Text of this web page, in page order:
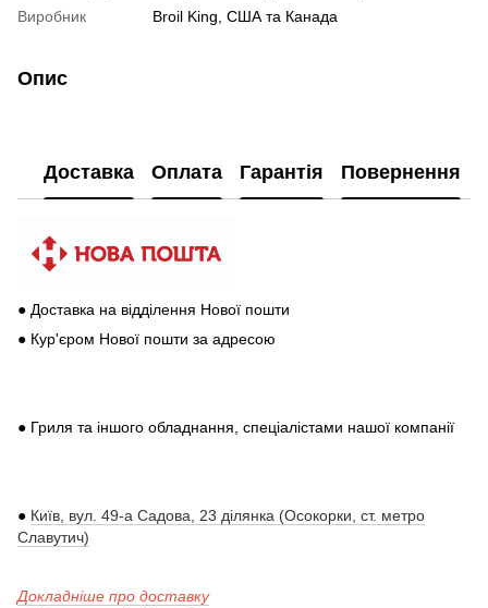
Виробник
Broil King, США та Канада
Опис
Доставка Оплата Гарантія Повернення
● Доставка на відділення Нової пошти
● Кур'єром Нової пошти за адресою
● Гриля та іншого обладнання, спеціалістами нашої компанії
● Київ, вул. 49-а Садова, 23 ділянка (Осокорки, ст. метро
Славутич)
Докладніше про доставку